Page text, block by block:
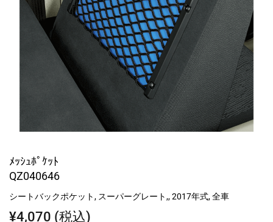
ﾒｯｼｭﾎﾟｹｯﾄ
QZ040646
シートバックポケット, スーパーグレート,, 2017年式, 全車
¥4,070 (税込)